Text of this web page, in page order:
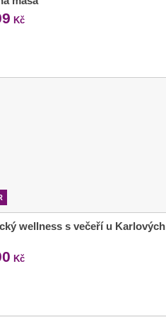
Kč
wellness s večeří u Karlových
Kč